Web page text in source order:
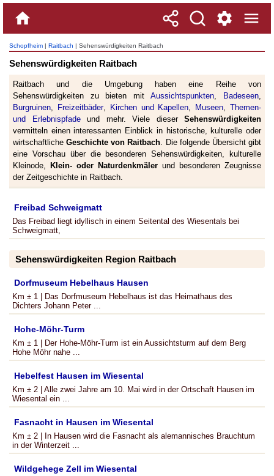
Schopfheim | Raitbach | Sehenswürdigkeiten Raitbach
Sehenswürdigkeiten Raitbach
Raitbach und die Umgebung haben eine Reihe von
Sehenswürdigkeiten zu bieten mitAussichtspunkten, Badeseen,
Burgruinen, Freizeitbäder, Kirchen und Kapellen, Museen,Themen-
und Erlebnispfadeund mehr. Viele dieser Sehenswürdigkeiten
vermitteln einen interessanten Einblick in historische, kulturelle oder
wirtschaftlicheGeschichte von Raitbach. Die folgende Übersicht gibt
eine Vorschau über die besonderen Sehenswürdigkeiten, kulturelle
Kleinode,
Klein- oder Naturdenkmäler und besonderen Zeugnisse
der Zeitgeschichte in Raitbach.
Freibad Schweigmatt
Das Freibad liegt idyllisch in einem Seitental des Wiesentals bei
Schweigmatt,
Sehenswürdigkeiten Region Raitbach
Dorfmuseum Hebelhaus Hausen
Km ± 1 | Das Dorfmuseum Hebelhaus ist das Heimathaus des
Dichters Johann Peter ...
Hohe-Möhr-Turm
Km ± 1 | Der Hohe-Möhr-Turm ist ein Aussichtsturm auf dem Berg
Hohe Möhr nahe ...
Hebelfest Hausen im Wiesental
Km ± 2 | Alle zwei Jahre am 10. Mai wird in der Ortschaft Hausen im
Wiesental ein ...
Fasnacht in Hausen im Wiesental
Km ± 2 | In Hausen wird die Fasnacht als alemannisches Brauchtum
in der Winterzeit ...
Wildgehege Zell im Wiesental